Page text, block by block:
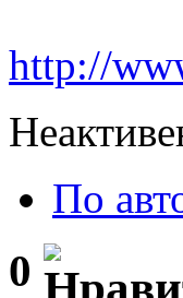
http://
По
0